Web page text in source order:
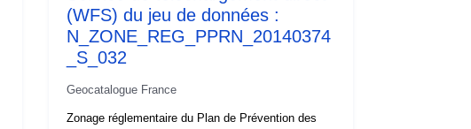
(WFS) du jeu de données :
N_ZONE_REG_PPRN_20140374
_S_032
Geocatalogue France
Zonage réglementaire du Plan de Prévention des